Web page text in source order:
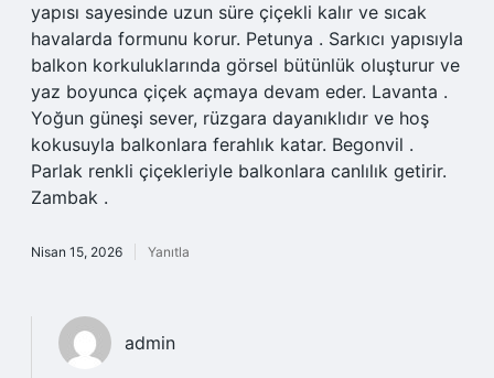
yapısı sayesinde uzun süre çiçekli kalır ve sıcak
havalarda formunu korur. Petunya . Sarkıcı yapısıyla
balkon korkuluklarında görsel bütünlük oluşturur ve
yaz boyunca çiçek açmaya devam eder. Lavanta .
Yoğun güneşi sever, rüzgara dayanıklıdır ve hoş
kokusuyla balkonlara ferahlık katar. Begonvil .
Parlak renkli çiçekleriyle balkonlara canlılık getirir.
Zambak .
Nisan 15, 2026 Yanıtla
admin